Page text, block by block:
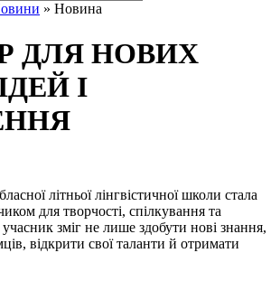
» Новина
ДЛЯ НОВИХ
І
літньої лінгвістичної школи стала
для творчості, спілкування та
зміг не лише здобути нові знання,
відкрити свої таланти й отримати